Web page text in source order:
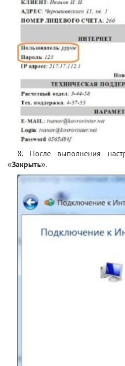
8. После выполнения
«Закрыть».